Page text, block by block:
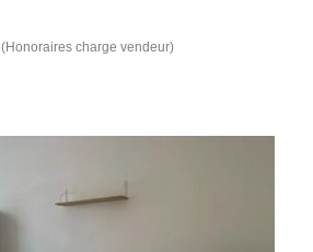
(Honoraires charge vendeur)